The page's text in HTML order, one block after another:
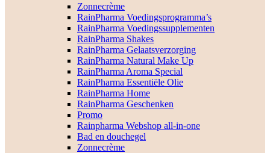
Zonnecrème
RainPharma Voedingsprogramma’s
RainPharma Voedingssupplementen
RainPharma Shakes
RainPharma Gelaatsverzorging
RainPharma Natural Make Up
RainPharma Aroma Special
RainPharma Essentiële Olie
RainPharma Home
RainPharma Geschenken
Promo
Rainpharma Webshop all-in-one
Bad en douchegel
Zonnecrème